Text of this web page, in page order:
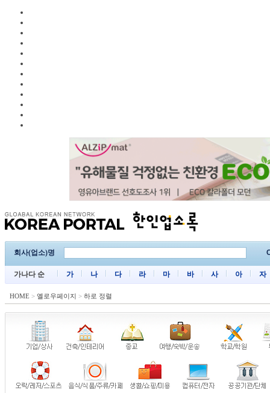
회사(업소)명
가나다 순 가 나 다 라 마 바 사 아 자
HOME > 옐로우페이지 > 하로 정렬